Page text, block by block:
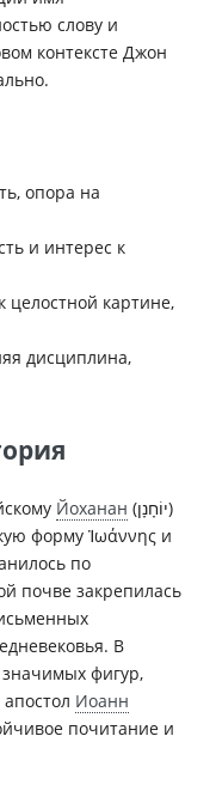
слову и
контексте Джон
опора на
и интерес к
целостной картине,
дисциплина,
Йоханан (יוֹחָנָן)
форму Ἰωάννης и
по
почве закрепилась
В
фигур,
Иоанн
почитание и